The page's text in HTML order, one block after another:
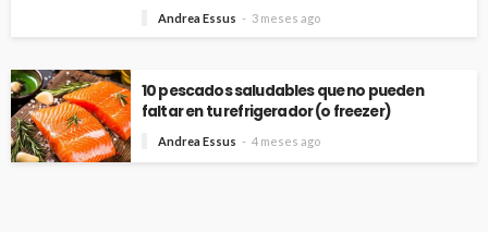
Andrea Essus 3 meses ago
10 pescados saludables que no pueden
faltar en tu refrigerador (o freezer)
Andrea Essus 4 meses ago